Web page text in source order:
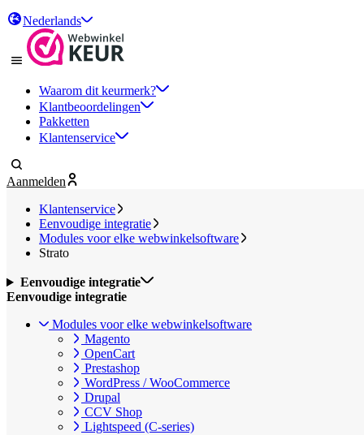
Nederlands
Waarom dit keurmerk?
Klantbeoordelingen
Pakketten
Klantenservice
Aanmelden
Klantenservice
Eenvoudige integratie
Modules voor elke webwinkelsoftware
Strato
Eenvoudige integratie
Eenvoudige integratie
Modules voor elke webwinkelsoftware
Magento
OpenCart
Prestashop
WordPress / WooCommerce
Drupal
CCV Shop
Lightspeed (C-series)